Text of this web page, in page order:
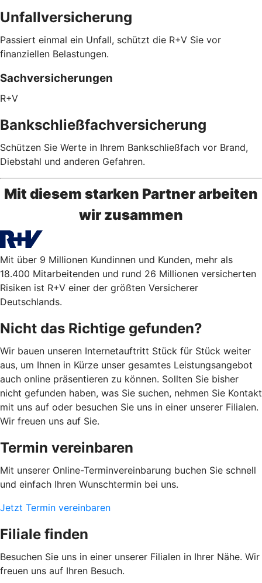
Unfallversicherung
Passiert einmal ein Unfall, schützt die R+V Sie vor
finanziellen Belastungen.
Sachversicherungen
R+V
Bankschließfachversicherung
Schützen Sie Werte in Ihrem Bankschließfach vor Brand,
Diebstahl und anderen Gefahren.
Mit diesem starken Partner arbeiten
wir zusammen
Mit über 9 Millionen Kundinnen und Kunden, mehr als
18.400 Mitarbeitenden und rund 26 Millionen versicherten
Risiken ist R+V einer der größten Versicherer
Deutschlands.
Nicht das Richtige gefunden?
Wir bauen unseren Internetauftritt Stück für Stück weiter
aus, um Ihnen in Kürze unser gesamtes Leistungsangebot
auch online präsentieren zu können. Sollten Sie bisher
nicht gefunden haben, was Sie suchen, nehmen Sie Kontakt
mit uns auf oder besuchen Sie uns in einer unserer Filialen.
Wir freuen uns auf Sie.
Termin vereinbaren
Mit unserer Online-Terminvereinbarung buchen Sie schnell
und einfach Ihren Wunschtermin bei uns.
Jetzt Termin vereinbaren
Filiale finden
Besuchen Sie uns in einer unserer Filialen in Ihrer Nähe. Wir
freuen uns auf Ihren Besuch.